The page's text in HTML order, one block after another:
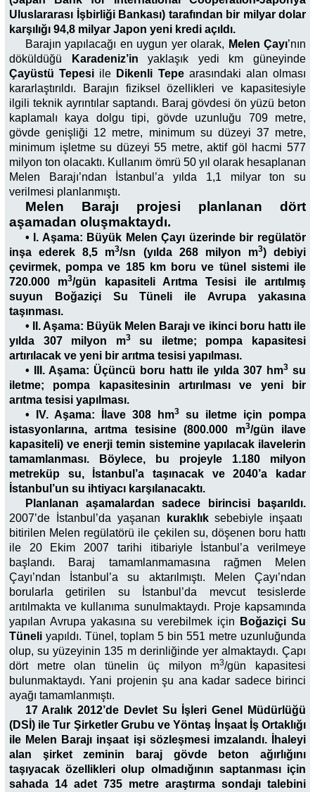
Uluslararası İşbirliği Bankası) tarafından bir milyar dolar
karşılığı 94,8 milyar Japon yeni kredi açıldı.
Barajın yapılacağı en uygun yer olarak, Melen Çayı’nın
döküldüğü
Karadeniz’in yaklaşık yedi km güneyinde
Çayüstü Tepesi ile Dikenli Tepearasındaki alan olması
kararlaştırıldı. Barajın fiziksel özellikleri ve kapasitesiyle
ilgili teknik ayrıntılar saptandı. Baraj gövdesi ön yüzü beton
kaplamalı kaya dolgu tipi, gövde uzunluğu 709 metre,
gövde genişliği 12 metre, minimum su düzeyi 37 metre,
minimum işletme su düzeyi 55 metre, aktif göl hacmi 577
milyon ton olacaktı. Kullanım ömrü 50 yıl olarak hesaplanan
Melen Barajı’ndan İstanbul’a yılda 1,1 milyar ton su
verilmesi planlanmıştı.
Melen Barajı projesi planlanan dört
aşamadan oluşmaktaydı.
• I. Aşama: Büyük Melen Çayı üzerinde bir regülatör
inşa ederek 8,5 m3/sn (yılda 268 milyon m3) debiyi
çevirmek, pompa ve 185 km boru ve tünel sistemi ile
720.000 m3/gün kapasiteli Arıtma Tesisi ile arıtılmış
suyun Boğaziçi Su Tüneli ile Avrupa yakasına
taşınması.
• II. Aşama: Büyük Melen Barajı ve ikinci boru hattı ile
yılda 307 milyon m3su iletme; pompa kapasitesi
artırılacak ve yeni bir arıtma tesisi yapılması.
• III. Aşama: Üçüncü boru hattı ile yılda 307 hm3su
iletme; pompa kapasitesinin artırılması ve yeni bir
arıtma tesisi yapılması.
• IV. Aşama: İlave 308 hm3su iletme için pompa
istasyonlarına, arıtma tesisine (800.000 m3/gün ilave
kapasiteli) ve enerji temin sistemine yapılacak ilavelerin
tamamlanması. Böylece, bu projeyle 1.180 milyon
metreküp su, İstanbul’a taşınacak ve 2040’a kadar
İstanbul’un su ihtiyacı karşılanacaktı.
Planlanan aşamalardan sadece birincisi başarıldı.
2007’de İstanbul’da yaşanan
kuraklıksebebiyle inşaatı
bitirilen Melen regülatörü ile çekilen su, döşenen boru hattı
ile 20 Ekim 2007 tarihi itibariyle İstanbul’a verilmeye
başlandı. Baraj tamamlanmamasına rağmen Melen
Çayı’ndan İstanbul’a su aktarılmıştı. Melen Çayı’ndan
borularla getirilen su İstanbul’da mevcut tesislerde
arıtılmakta ve kullanıma sunulmaktaydı. Proje kapsamında
yapılan Avrupa yakasına su verebilmek için
Boğaziçi Su
Tüneli yapıldı. Tünel, toplam 5 bin 551 metre uzunluğunda
olup, su yüzeyinin 135 m derinliğinde yer almaktaydı. Çapı
dört metre olan tünelin üç milyon m3/gün kapasitesi
bulunmaktaydı. Yani projenin şu ana kadar sadece birinci
ayağı tamamlanmıştı.
17 Aralık 2012’de Devlet Su İşleri Genel Müdürlüğü
(DSİ) ile Tur Şirketler Grubu ve Yöntaş İnşaat İş Ortaklığı
ile Melen Barajı inşaat işi sözleşmesi imzalandı. İhaleyi
alan şirket zeminin baraj gövde beton ağırlığını
taşıyacak özellikleri olup olmadığının saptanması için
sahada 14 adet 735 metre araştırma sondajı talebini